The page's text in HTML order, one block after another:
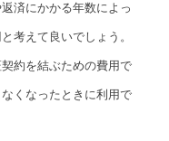
済にかかる年数によっ
考えて良いでしょう。
約を結ぶための費用で
くなったときに利用で